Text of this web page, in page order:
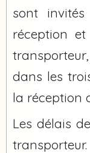
sont
réception
dans les
la réception
Les délais